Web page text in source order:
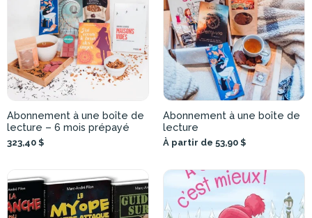
Abonnement à une boîte de
lecture – 6 mois prépayé
323,40 $
Abonnement à une boîte de
lecture
À partir de 53,90 $